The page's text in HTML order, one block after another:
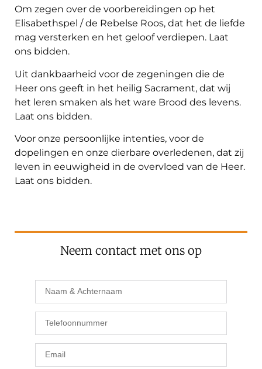
Om zegen over de voorbereidingen op het
Elisabethspel / de Rebelse Roos, dat het de liefde
mag versterken en het geloof verdiepen. Laat
ons bidden.
Uit dankbaarheid voor de zegeningen die de
Heer ons geeft in het heilig Sacrament, dat wij
het leren smaken als het ware Brood des levens.
Laat ons bidden.
Voor onze persoonlijke intenties, voor de
dopelingen en onze dierbare overledenen, dat zij
leven in eeuwigheid in de overvloed van de Heer.
Laat ons bidden.
Neem contact met ons op